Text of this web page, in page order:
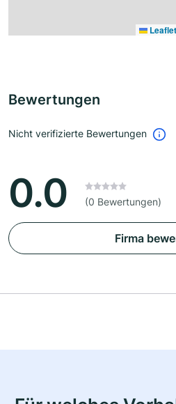
Leaflet
Bewertungen
Nicht verifizierte Bewertungen
0.0 (0 Bewertungen)
Firma